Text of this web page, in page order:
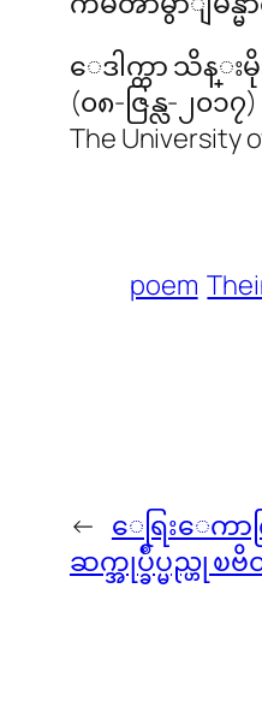
ေဒါက္တာ သိန္း
(၀၈-ဇြန္လ-၂၀၁၇)
The University
poem
← ေရြးေက
ဆက္အုပ္ခ်ဳပ္မည္ဟု ၿ